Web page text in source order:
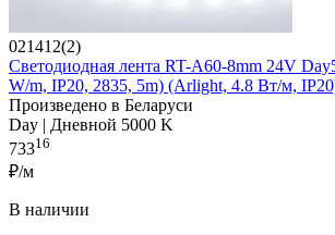
021412(2)
Светодиодная лента RT-A60-8mm 24V
W/m, IP20, 2835, 5m) (Arlight, 4.8 Вт/м,
Произведено в Беларуси
Day | Дневной 5000 K
73316
₽/м
В наличии